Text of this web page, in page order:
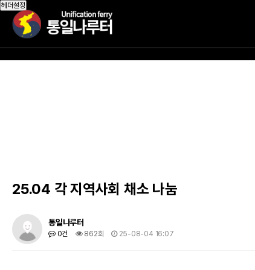
헤더설정
25.04 각 지역사회 채소 나눔
통일나루터
0건 862회 25-08-04 16:07